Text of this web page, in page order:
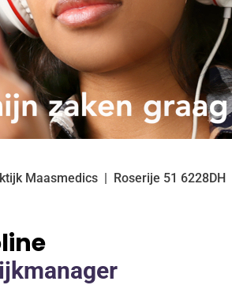
Maasmedics Roserije 51 6228DH